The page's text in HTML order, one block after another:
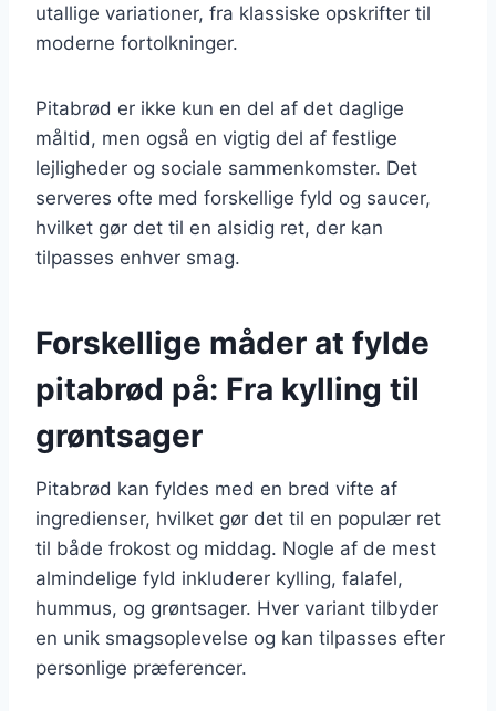
utallige variationer, fra klassiske opskrifter til
moderne fortolkninger.
Pitabrød er ikke kun en del af det daglige
måltid, men også en vigtig del af festlige
lejligheder og sociale sammenkomster. Det
serveres ofte med forskellige fyld og saucer,
hvilket gør det til en alsidig ret, der kan
tilpasses enhver smag.
Forskellige måder at fylde
pitabrød på: Fra kylling til
grøntsager
Pitabrød kan fyldes med en bred vifte af
ingredienser, hvilket gør det til en populær ret
til både frokost og middag. Nogle af de mest
almindelige fyld inkluderer kylling, falafel,
hummus, og grøntsager. Hver variant tilbyder
en unik smagsoplevelse og kan tilpasses efter
personlige præferencer.